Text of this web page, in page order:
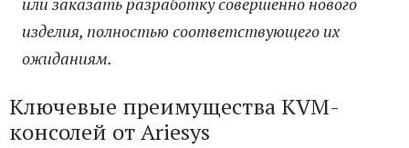
изделия, полностью соответствующего их
ожиданиям.
Ключевые преимущества KVM-
консолей от Ariesys